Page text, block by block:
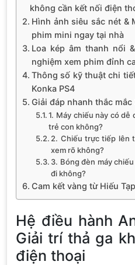
không cần kết nối điện
Hình ảnh siêu sắc nét &
phim mini ngay tại nhà
Loa kép âm thanh nổi
nghiệm xem phim đỉnh
Thông số kỹ thuật chi
Konka PS4
Giải đáp nhanh thắc mắc
1. Máy chiếu này có
trẻ con không?
2. Chiếu trực tiếp lên
xem rõ không?
3. Bóng đèn máy
đi không?
Cam kết vàng từ Hiếu
Hệ điều hành
Giải trí thả ga
điện thoại